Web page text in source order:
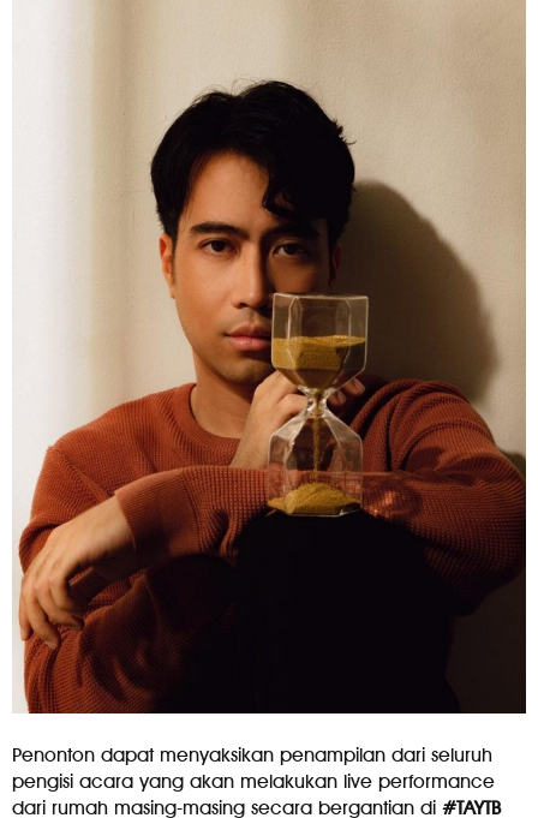
Penonton dapat menyaksikan penampilan dari seluruh
pengisi acara yang akan melakukan live performance
dari rumah masing-masing secara bergantian di #TAYTB